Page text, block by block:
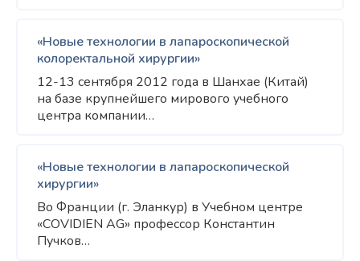
«Новые технологии в лапароскопической
колоректальной хирургии»
12-13 сентября 2012 года в Шанхае (Китай)
на базе крупнейшего мирового учебного
центра компании…
«Новые технологии в лапароскопической
хирургии»
Во Франции (г. Эланкур) в Учебном центре
«COVIDIEN AG» профессор Константин
Пучков…